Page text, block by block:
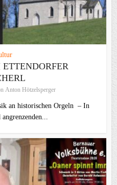
Anton Hötzelsperger
an historischen Orgeln – In